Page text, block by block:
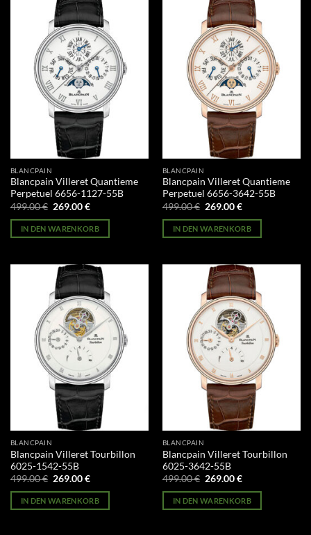
BLANCPAIN
Blancpain Villeret Quantieme
Perpetuel 6656-1127-55B
499.00€ Ursprünglicher
war:
499.00 €
269.00€Aktueller
ist:
269.00 €.
IN DEN WARENKORB
BLANCPAIN
Blancpain Villeret Quantieme
Perpetuel 6656-3642-55B
499.00€ Ursprünglicher
war:
499.00 €
269.00€Aktueller
ist:
269.00 €.
IN DEN WARENKORB
BLANCPAIN
Blancpain Villeret Tourbillon
6025-1542-55B
499.00€ Ursprünglicher
war:
499.00 €
269.00€Aktueller
ist:
269.00 €.
IN DEN WARENKORB
BLANCPAIN
Blancpain Villeret Tourbillon
6025-3642-55B
499.00€ Ursprünglicher
war:
499.00 €
269.00€Aktueller
ist:
269.00 €.
IN DEN WARENKORB